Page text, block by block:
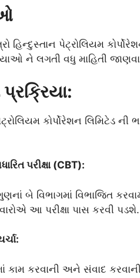
હિન્દુસ્તાન પેટ્રોલિયમ
ને લગતી વધુ માહિતી જાણવા
કોર્પોરેશન લિમિટેડ
પરીક્ષા (CBT):
બે વિભાગમાં વિભાજિત
આ પરીક્ષા પાસ કરવી પડશે.
કામ કરવાની અને સંવાદ